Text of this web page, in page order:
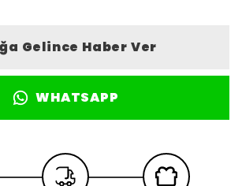
Gelince Haber Ver
WHATSAPP